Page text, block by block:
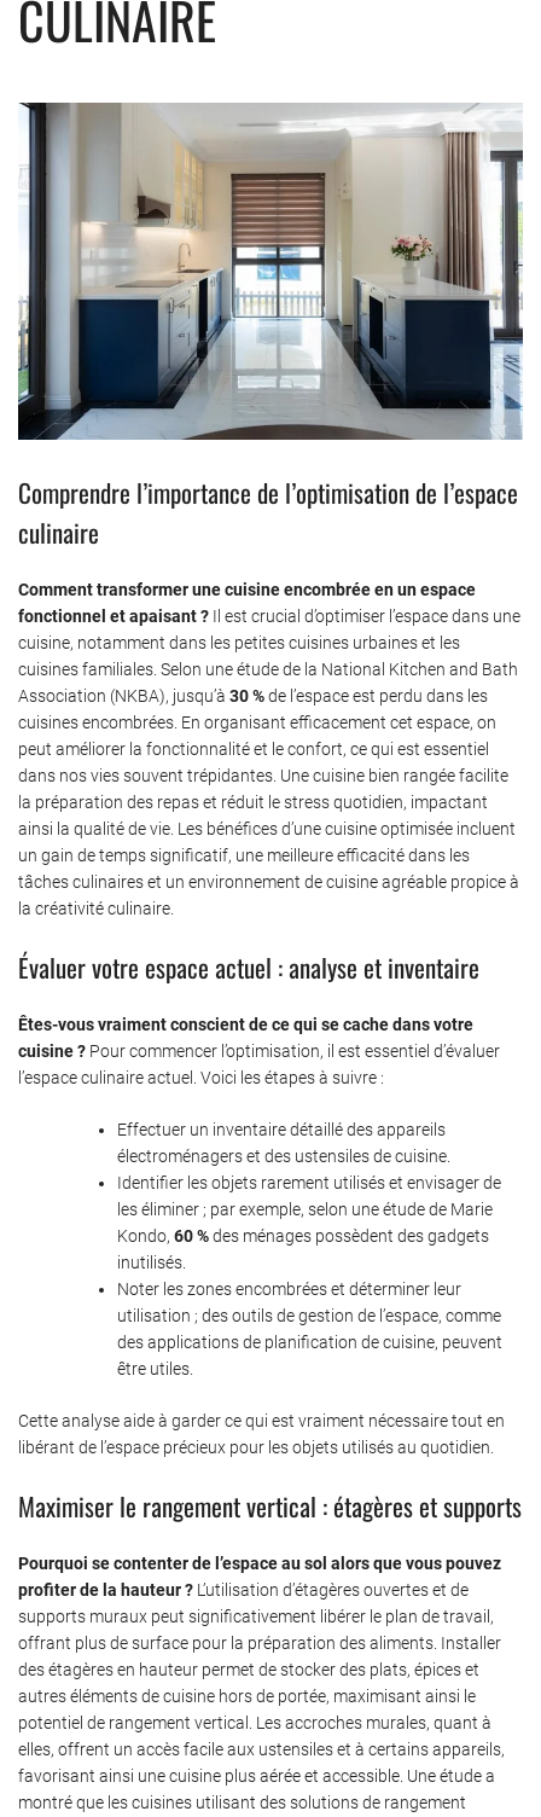
CULINAIRE
Comprendre l’importance de l’optimisation de l’espace
culinaire
Comment transformer une cuisine encombrée en un espace
fonctionnel et apaisant ? Il est crucial d’optimiser l’espace dans une
cuisine, notamment dans les petites cuisines urbaines et les
cuisines familiales. Selon une étude de la National Kitchen and Bath
Association (NKBA), jusqu’à 30 %de l’espace est perdu dans les
cuisines encombrées. En organisant efficacement cet espace, on
peut améliorer la fonctionnalité et le confort, ce qui est essentiel
dans nos vies souvent trépidantes. Une cuisine bien rangée facilite
la préparation des repas et réduit le stress quotidien, impactant
ainsi la qualité de vie. Les bénéfices d’une cuisine optimisée incluent
un gain de temps significatif, une meilleure efficacité dans les
tâches culinaires et un environnement de cuisine agréable propice à
la créativité culinaire.
Évaluer votre espace actuel : analyse et inventaire
Êtes-vous vraiment conscient de ce qui se cache dans votre
cuisine ? Pour commencer l’optimisation, il est essentiel d’évaluer
l’espace culinaire actuel. Voici les étapes à suivre :
Effectuer un inventaire détaillé des appareils
électroménagers et des ustensiles de cuisine.
Identifier les objets rarement utilisés et envisager de
les éliminer ; par exemple, selon une étude de Marie
Kondo, 60 %des ménages possèdent des gadgets
inutilisés.
Noter les zones encombrées et déterminer leur
utilisation ; des outils de gestion de l’espace, comme
des applications de planification de cuisine, peuvent
être utiles.
Cette analyse aide à garder ce qui est vraiment nécessaire tout en
libérant de l’espace précieux pour les objets utilisés au quotidien.
Maximiser le rangement vertical : étagères et supports
Pourquoi se contenter de l’espace au sol alors que vous pouvez
profiter de la hauteur ? L’utilisation d’étagères ouvertes et de
supports muraux peut significativement libérer le plan de travail,
offrant plus de surface pour la préparation des aliments. Installer
des étagères en hauteur permet de stocker des plats, épices et
autres éléments de cuisine hors de portée, maximisant ainsi le
potentiel de rangement vertical. Les accroches murales, quant à
elles, offrent un accès facile aux ustensiles et à certains appareils,
favorisant ainsi une cuisine plus aérée et accessible. Une étude a
montré que les cuisines utilisant des solutions de rangement